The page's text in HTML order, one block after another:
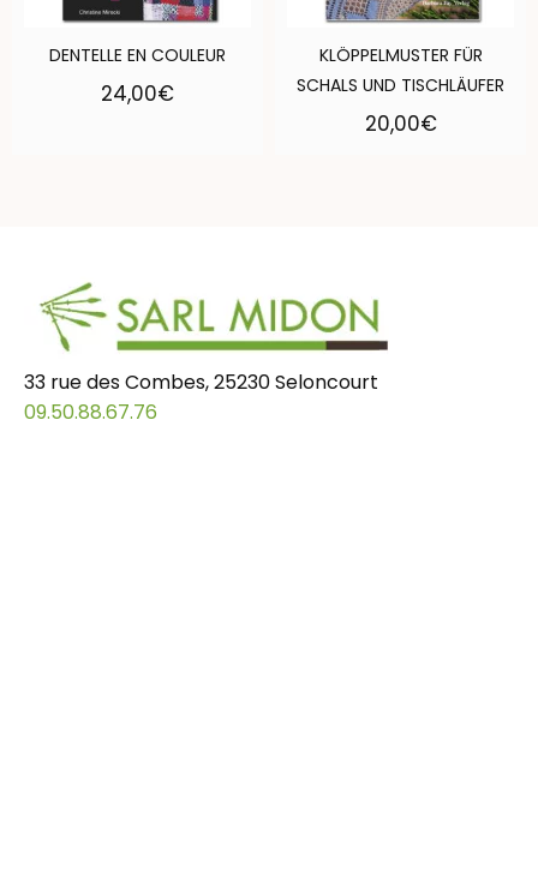
DENTELLE EN COULEUR
24,00€
KLÖPPELMUSTER FÜR
SCHALS UND TISCHLÄUFER
20,00€
33 rue des Combes, 25230 Seloncourt
09.50.88.67.76